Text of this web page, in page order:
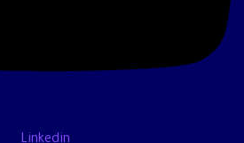
Linkedin